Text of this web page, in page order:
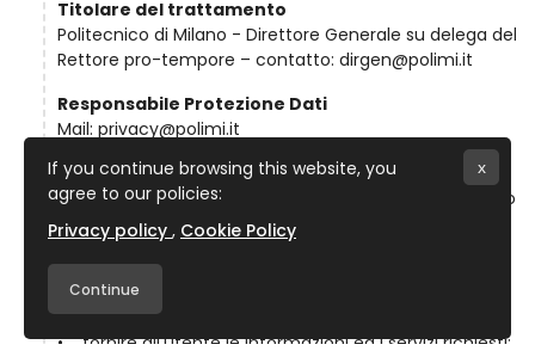
If you continue browsing this website, you
agree to our policies:
Privacy policy Cookie Policy
Continue
x
Titolare del trattamento
Politecnico di Milano - Direttore Generale su delega del
Rettore pro-tempore – contatto: dirgen@polimi.it
Responsabile Protezione Dati
Mail: privacy@polimi.it
Finalità di trattamento
I dati personali indicati nella presente informativa sono
trattati da Polimi nell'esecuzione dei propri compiti e
per finalità legate alla progettazione e all’erogazione
progetto MITICA, ivi incluso:
• consentire la navigazione del portale web;
• fornire all'utente le informazioni ed i servizi richiesti;